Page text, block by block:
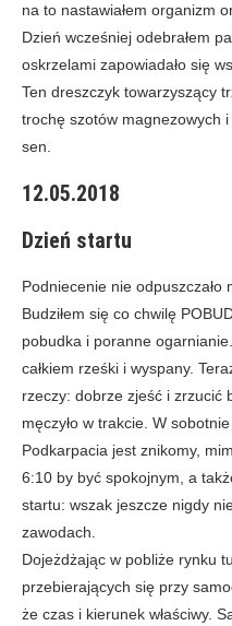
na to nastawiałem organizm
Dzień wcześniej odebrałem
oskrzelami zapowiadało się
Ten dreszczyk towarzyszący
trochę szotów magnezowych
sen.
12.05.2018
Dzień startu
Podniecenie nie odpuszczało
Budziłem się co chwilę
pobudka i poranne
całkiem rześki i wyspany.
rzeczy: dobrze zjeść i zrzucić
męczyło w trakcie. W
Podkarpacia jest znikomy,
6:10 by być spokojnym, a
startu: wszak jeszcze nigdy
zawodach.
Dojeżdżając w pobliże rynku
przebierających się przy
że czas i kierunek właściwy.